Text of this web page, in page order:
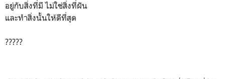
อยู่กับสิ่งที่มี ไม่ใช่สิ่งที่ฝัน
และทำสิ่งนั้นให้ดีที่สุด
?????